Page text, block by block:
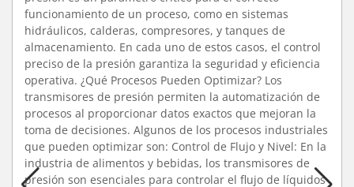
funcionamiento de un proceso, como en sistemas
hidráulicos, calderas, compresores, y tanques de
almacenamiento. En cada uno de estos casos, el control
preciso de la presión garantiza la seguridad y eficiencia
operativa. ¿Qué Procesos Pueden Optimizar? Los
transmisores de presión permiten la automatización de
procesos al proporcionar datos exactos que mejoran la
toma de decisiones. Algunos de los procesos industriales
que pueden optimizar son: Control de Flujo y Nivel: En la
industria de alimentos y bebidas, los transmisores de
presión son esenciales para controlar el flujo de líquidos